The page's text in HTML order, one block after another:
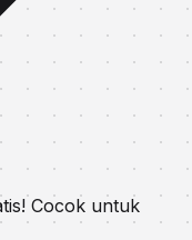
Cocok untuk